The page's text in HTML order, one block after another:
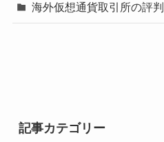
海外仮想通貨取引所の評判
記事カテゴリー